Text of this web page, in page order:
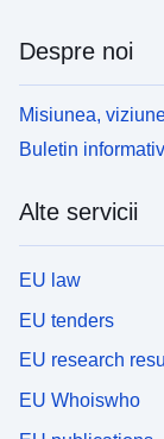
Despre noi
Misiunea,
Buletin informativ
Alte servicii
EU law
EU tenders
EU research
EU Whoiswho